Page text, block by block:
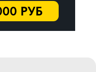
РУБ